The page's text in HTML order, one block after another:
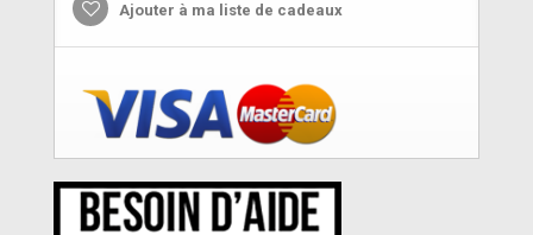
Ajouter à ma liste de cadeaux